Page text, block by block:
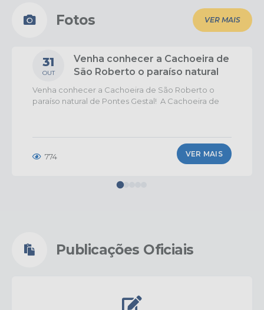
Fotos VER MAIS
31
OUT
Venha conhecer a Cachoeira de
São Roberto o paraíso natural
de Pontes Gestal!
Venha conhecer a Cachoeira de São Roberto o
paraíso natural de Pontes Gestal! A Cachoeira de
natural, tranquilidade e lazer para toda a...
774 VER MAIS
Publicações Oficiais